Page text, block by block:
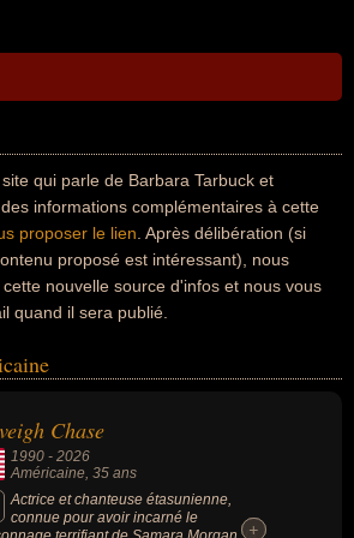
qui parle de Barbara Tarbuck et
informations complémentaires à cette
proposer le lien . Après délibération (si
proposé est intéressant), nous
nouvelle source d'infos et nous vous
quand il sera publié.
Chase
1990 - 2026
Américaine, 35 ans
Actrice et chanteuse étasunienne,
connue pour avoir incarné le
+
+